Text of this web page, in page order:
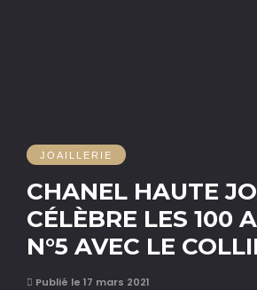
JOAILLERIE
CHANEL HAUTE
CÉLÈBRE LES 100
N°5 AVEC LE
Publié le 17 mars 2021